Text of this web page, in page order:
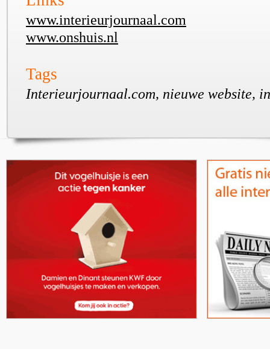
www.interieurjournaal.com
www.onshuis.nl
Tags
Interieurjournaal.com, nieuwe website,